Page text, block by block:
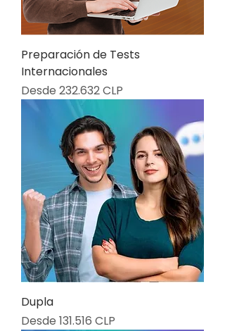
Preparación de Tests
Internacionales
Desde 232.632 CLP
Precio de oferta
Dupla
Desde 131.516 CLP
Precio de oferta